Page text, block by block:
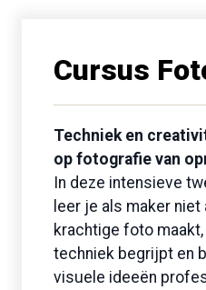
Cursus
Techniek en
op fotografie van
In deze intensieve
leer je als maker
krachtige foto
techniek begrijpt en
visuele ideeën